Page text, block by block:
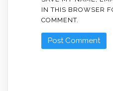
IN THIS BROWSER
COMMENT.